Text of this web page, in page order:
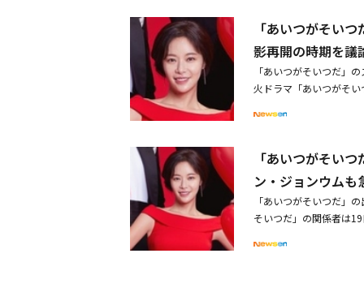
https://
ン・ヒョンミン：お食
で、お会いしたときに
緒にやりながら思ったの
だなと感じました。フ
か？ファン・ジョンウ
世を信じる？「お姫様
美しくて。撮影しなが
敵だった記憶がありま
ね。次回作では時代劇を
も、最高の胸キュンシ
と言って、ヒョンジュ
思います。ユン・ヒョ
に！■放送情報＜日本
1：00ほか（8話連続放
ジェヨン演出：ファン
（原題）」 全8話11月
出：チン・チャンギュ /
チョン・インソン、パ
リュ・ヨンジェ、キム
ート毎週（金） 午後11
ョンミン、ソ・ジフン
月26日（木）放送スタ
出：ソ・ジュワン「コ
編」がスタート。ミャ
と韓国を代表する演技派
バイバルレースを繰り
10月はNCT 127、BTOB
らは「PRODUCE X 101
スタート。ドラマもバ
話）出演：ハン・ヘジ
リドラマ「VIP（原題
ほか（2話連続放送）出
ョ・イェジン、シン・
ンジュに渡し、「前世
した。続けて「僕の誕
る？ 結婚しなくてもい
以上結婚に意味はない
ら。この人生では絶対
話した。これにソ・ヒ
でいこう」と答えた。
か、人々に知らせるイ
か、そんな約束」と提
つになる代わりに、そ
して認め、尊重して、
身のために特別に準備
の終盤にソ・ヒョンジュ
気を作るファン・ジウ
にファン・ジウは後を
り、パーティーでの無
揺さぶり、最終話に対
ム・ウォネも新型コロ
ホ・ドンウォンは、KBS
「あいつがそいつだ」と
ソソララソ」の出演者
し、「撮影再開や放送開
陣の安全確保と感染予
った。キム・ウォネは
ラマ「昼と夜」の撮影
したことが無いと伝え
ジョンがキム・ウォネ
ティストと密接に接触
「あいつがそい
影再開の時期を議
「あいつがそいつだ」
火ドラマ「あいつがそ
う。俳優のソ・ソンジ
9日に陽性判定を受け
なった濃厚接触者の俳
影響で韓国で今月26日
いつがそいつだ」の一
ジョンと同じ演劇に出
ドンウォンと接触した
「あいつがそい
ン・ジョンウムも
「あいつがそいつだ」
そいつだ」の関係者は
で、撮影が重なった濃